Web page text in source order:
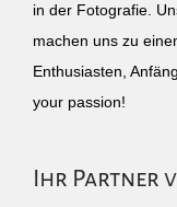
in der Fotografie.
machen uns zu
Enthusiasten,
your passion!
Ihr Partner